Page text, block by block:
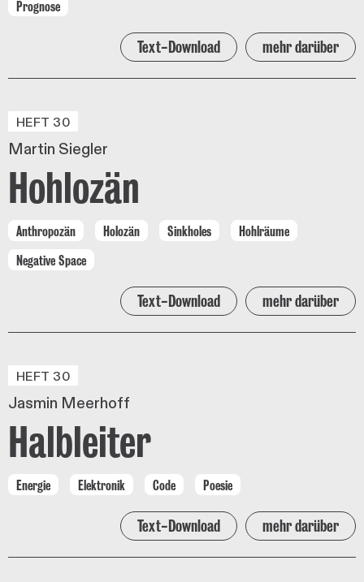
Prognose
Text-Download mehr darüber
HEFT 30
Martin Siegler
Hohlozän
Anthropozän Holozän Sinkholes
Hohlräume
Negative Space
Text-Download mehr darüber
HEFT 30
Jasmin Meerhoff
Halbleiter
Energie Elektronik Code Poesie
Text-Download mehr darüber